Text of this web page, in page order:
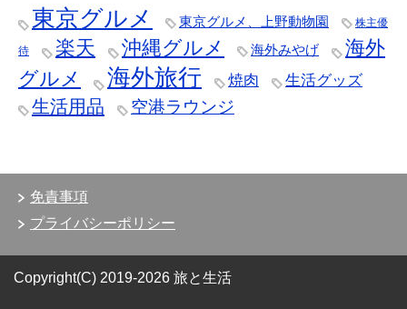
東京グルメ 東京グルメ、上野動物園 株主優
待 楽天 沖縄グルメ 海外みやげ
海外
グルメ
海外旅行 焼肉 生活グッズ
生活用品 空港ラウンジ
免責事項
プライバシーポリシー
Copyright(C) 2019-2026 旅と生活